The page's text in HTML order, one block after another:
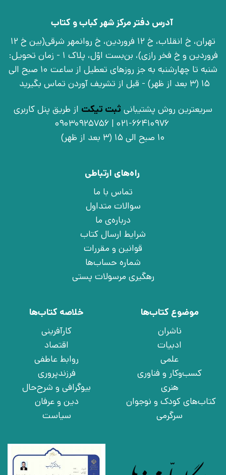
آدرس دفتر مرکز شهر کباب و کتاب
تهران، خ انقلاب، خ 12 فروردین، خ روانمهر شرقی(بین خ 12
فروردین و خ فخر رازی)، بن‌بست اوّل، پلاک 1 - زمان تحویل:
شنبه تا چهارشنبه به جز روزهای تعطیل از ساعت 10 صبح الی
15 (3 بعد از ظهر) - قبل از تشریف آوردن تماس بگیرید
سریعترین روش پشتیبانی ثبت تیکت از طریق پنل کاربری
021-66410976 | 09030925756
10 صبح الی 15 (3 بعد از ظهر)
راه‌های ارتباطی
تماس با ما
سوالات متداول
درباره‌ی ما
شرایط ارسال کتاب
قوانین و مقررات
شماره حساب‌ها
رهگیری مرسولات پستی
موضوع کتاب‌ها
ناشران
ادبیات
علمی
کسب‌وکار و فناوری
هنری
کتاب‌های کودک و نوجوان
سرگرمی
خلاصه کتاب‌ها
کارآفرینی
اقتصاد
روابط عاطفی
فرزندپروری
بیوگرافی و شرح‌حال
دین و عرفان
سیاست